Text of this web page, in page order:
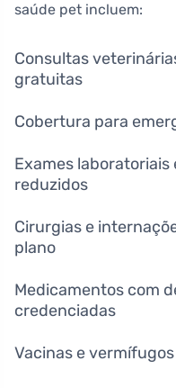
saúde pet incluem:
Consultas
gratuitas
Cobertura para
Exames
reduzidos
Cirurgias e
plano
Medicamentos com
credenciadas
Vacinas e